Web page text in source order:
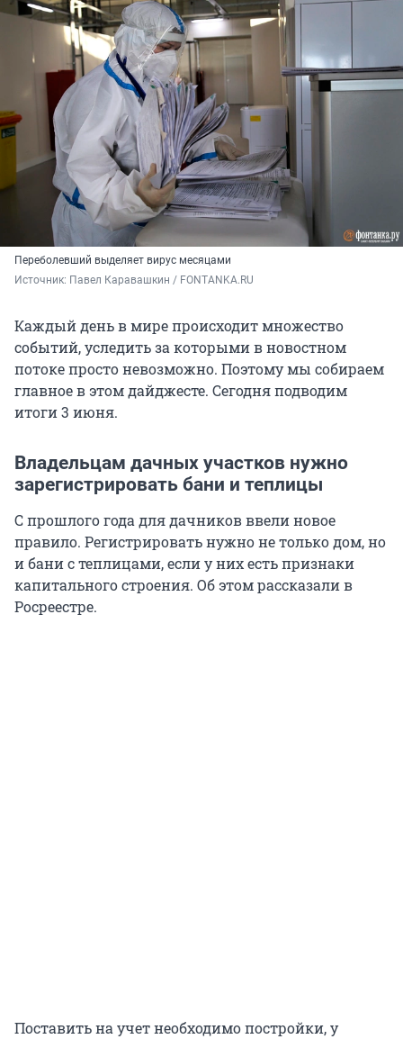
Переболевший выделяет вирус месяцами
Источник: Павел Каравашкин / FONTANKA.RU
Каждый день в мире происходит множество
событий, уследить за которыми в новостном
потоке просто невозможно. Поэтому мы собираем
главное в этом дайджесте. Сегодня подводим
итоги 3 июня.
Владельцам дачных участков нужно
зарегистрировать бани и теплицы
С прошлого года для дачников ввели новое
правило. Регистрировать нужно не только дом, но
и бани с теплицами, если у них есть признаки
капитального строения. Об этом рассказали в
Росреестре.
Поставить на учет необходимо постройки, у